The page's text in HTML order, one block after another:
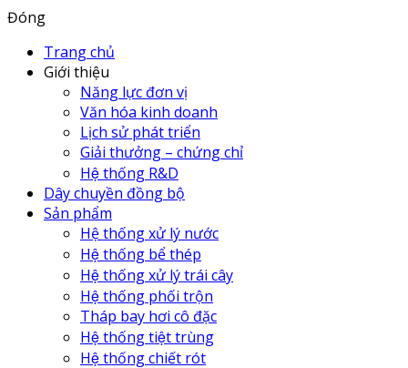
Đóng
Trang chủ
Giới thiệu
Năng lực đơn vị
Văn hóa kinh doanh
Lịch sử phát triển
Giải thưởng – chứng chỉ
Hệ thống R&D
Dây chuyền đồng bộ
Sản phẩm
Hệ thống xử lý nước
Hệ thống bể thép
Hệ thống xử lý trái cây
Hệ thống phối trộn
Tháp bay hơi cô đặc
Hệ thống tiệt trùng
Hệ thống chiết rót